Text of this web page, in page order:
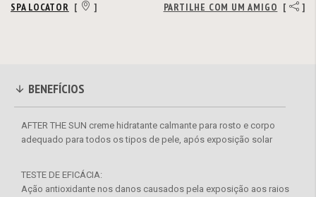
SPA LOCATOR [ ] PARTILHE COM UM AMIGO [ ]
BENEFÍCIOS
AFTER THE SUN creme hidratante calmante para rosto e corpo
adequado para todos os tipos de pele, após exposição solar
TESTE DE EFICÁCIA:
Ação antioxidante nos danos causados ​​pela exposição aos raios